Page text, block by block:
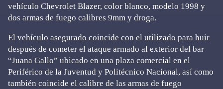
vehículo Chevrolet Blazer, color blanco, modelo 1998 y
dos armas de fuego calibres 9mm y droga.
El vehículo asegurado coincide con el utilizado para huir
después de cometer el ataque armado al exterior del bar
“Juana Gallo” ubicado en una plaza comercial en el
Periférico de la Juventud y Politécnico Nacional, así como
también coincide el calibre de las armas de fuego